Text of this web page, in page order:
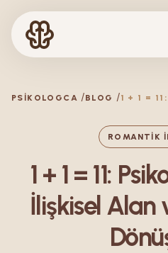
PSIKOLOGCA BLOG
ROMANTIK
1 + 1 = 11:
İlişkisel Alan